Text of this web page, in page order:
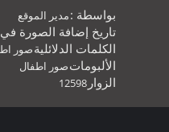
بواسطة :مدير الموقع
تاريخ إضافة الصورة
الكلمات الدلائليةصور
الألبوماتصور اطفال
الزوار 12598